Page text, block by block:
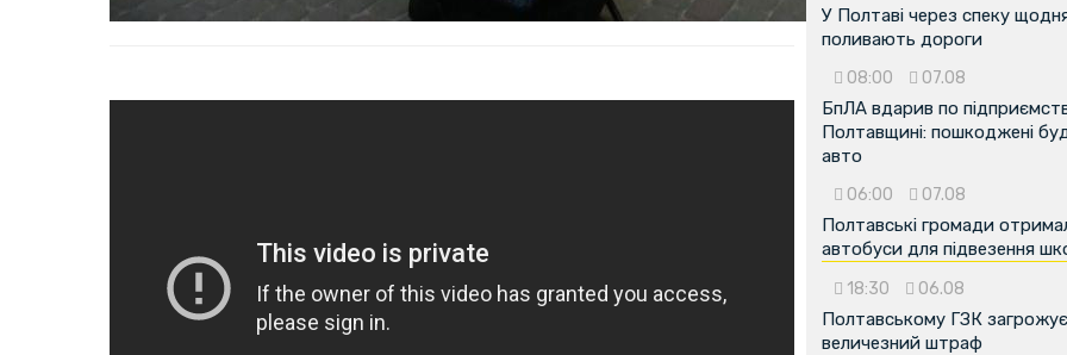
У Полтаві через спеку
поливають дороги
08:00 07.08
БпЛА вдарив по
Полтавщині: пошкоджені
авто
06:00 07.08
Полтавські громади
автобуси для підвезення
18:30 06.08
Полтавському ГЗК загрожує
величезний штраф